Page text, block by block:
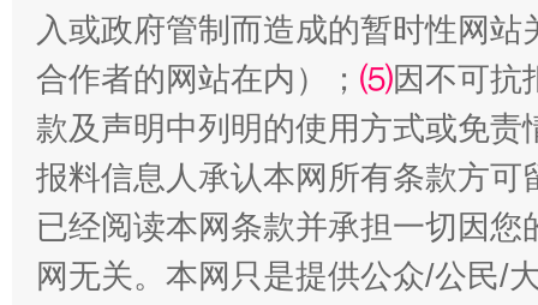
受贿1.44亿！段成刚被判无期 从幼
入或政府管制而造成的暂时性网
合作者的网站在内）； ⑸因不可抗
款及声明中列明的使用方式或免责
报料信息人承认本网所有条款方
已经阅读本网条款并承担一切因
网无关。本网只是提供公众/公民/